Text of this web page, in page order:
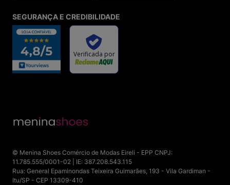
SEGURANÇA E CREDIBILIDADE
© Menina Shoes Comércio de Modas Eireli - EPP CNPJ:
11.785.555/0001-02 | IE: 387.208.543.115
Rua: General Epaminondas Teixeira Guimarães, 193 - Vila Gardiman -
Itu/SP - CEP 13309-410